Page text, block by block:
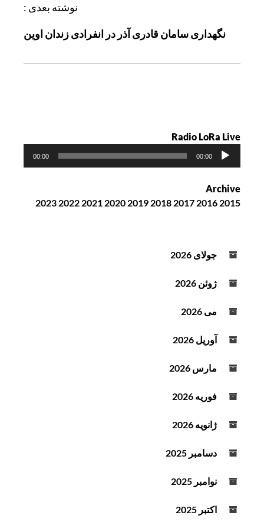
ت
نوشته بعدی :
نگهداری سامان قادری آذر در انفرادی زندان اوین
Radio LoRa Live
ک
ن
ه
و
00:00
00:00
Archive
2015
2016
2017
2018
2019
2020
2021
2022
2023
جولای 2026
ژوئن 2026
می 2026
آوریل 2026
مارس 2026
فوریه 2026
ژانویه 2026
دسامبر 2025
نوامبر 2025
اکتبر 2025